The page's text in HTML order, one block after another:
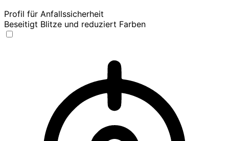
Profil für Anfallssicherheit
Beseitigt Blitze und reduziert Farben